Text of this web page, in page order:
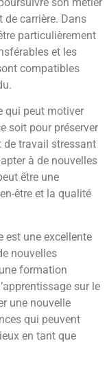
carrière. Dans
particulièrement
et les
compatibles
qui peut motiver
soit pour préserver
de travail stressant
à de nouvelles
être une
être et la qualité
est une excellente
nouvelles
formation
sur le
une nouvelle
qui peuvent
en tant que